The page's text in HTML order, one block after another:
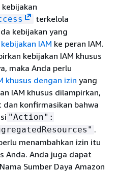
terkelola
kebijakan yang
IAM ke peran IAM.
kebijakan IAM khusus
maka Anda perlu
khusus dengan izin yang
IAM khusus dilampirkan,
konfirmasikan bahwa
"Action":
.
menambahkan izin itu
Anda. Anda juga dapat
Sumber Daya Amazon